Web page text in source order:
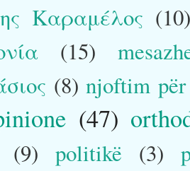
Καραμέλος (10)
(15)
(8) njoftim
(47)
(9) politikë (3)